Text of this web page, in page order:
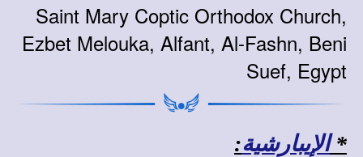
Saint Mary Coptic Orthodox Church,
Ezbet Melouka, Alfant, Al-Fashn, Beni
Suef, Egypt
*الإيبارشية: